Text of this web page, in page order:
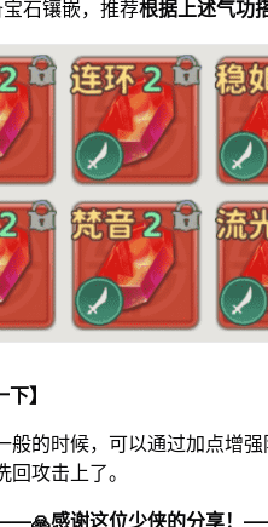
石镶嵌，推荐根据上述气功
】
般的时候，可以通过加点增
回攻击上了。
感谢这位少侠的分享